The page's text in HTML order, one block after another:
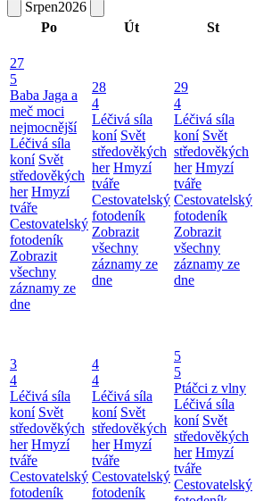
Srpen2026
Po
Út St
27
5
Baba Jaga a
meč moci
nejmocnější
Léčivá síla
koní Svět
středověkých
her Hmyzí
tváře
Cestovatelský
fotodeník
Zobrazit
všechny
záznamy ze
dne
28
4
Léčivá síla
koní Svět
středověkých
her Hmyzí
tváře
Cestovatelský
fotodeník
Zobrazit
všechny
záznamy ze
dne
29
4
Léčivá síla
koní Svět
středověkých
her Hmyzí
tváře
Cestovatelský
fotodeník
Zobrazit
všechny
záznamy ze
dne
3
4
Léčivá síla
koní Svět
středověkých
her Hmyzí
tváře
Cestovatelský
fotodeník
4
4
Léčivá síla
koní Svět
středověkých
her Hmyzí
tváře
Cestovatelský
fotodeník
5
5
Ptáčci z vlny
Léčivá síla
koní Svět
středověkých
her Hmyzí
tváře
Cestovatelský